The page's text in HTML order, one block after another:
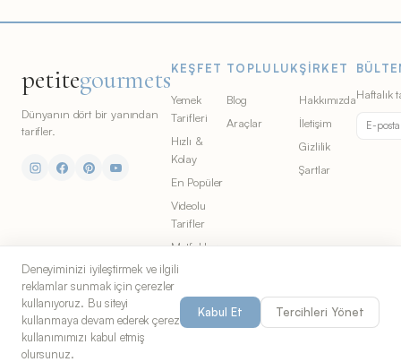
petitegourmets
Dünyanın dört bir yanından
tarifler.
KEŞFET
Yemek
Tarifleri
Hızlı &
Kolay
En Popüler
Videolu
Tarifler
Mutfaklar
Malzemeler
TOPLULUK
Blog
Araçlar
ŞIRKET
Hakkımızda
İletişim
Gizlilik
Şartlar
Haftalık
© 2026 Petite Gourmets. All rights
reserved. Part of
Chicago'dan yemek severler
Deneyiminizi iyileştirmek ve ilgili
reklamlar sunmak için çerezler
kullanıyoruz. Bu siteyi
kullanmaya devam ederek çerez
kullanımımızı kabul etmiş
olursunuz.
Kabul Et Tercihleri Yönet